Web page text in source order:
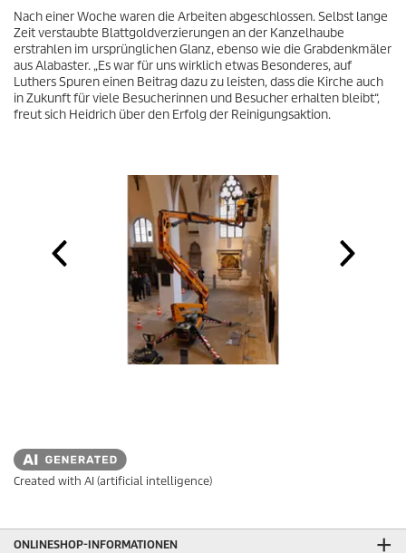
Nach einer Woche waren die Arbeiten abgeschlossen. Selbst lange
Zeit verstaubte Blattgoldverzierungen an der Kanzelhaube
erstrahlen im ursprünglichen Glanz, ebenso wie die Grabdenkmäler
aus Alabaster. „Es war für uns wirklich etwas Besonderes, auf
Luthers Spuren einen Beitrag dazu zu leisten, dass die Kirche auch
in Zukunft für viele Besucherinnen und Besucher erhalten bleibt“,
freut sich Heidrich über den Erfolg der Reinigungsaktion.
Created with AI (artificial intelligence)
ONLINESHOP-INFORMATIONEN